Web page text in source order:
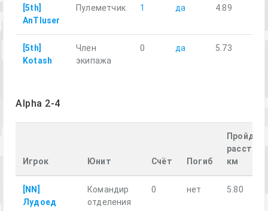
[5th]
AnTIuser
Пулеметчик 1 да 4.89
[5th]
Kotash
Член
экипажа
0 да 5.73
Alpha 2-4
Игрок Юнит Счёт Погиб
км
[NN]
Лудоед
Командир
отделения
0 нет 5.80